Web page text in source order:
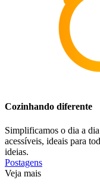
Cozinhando diferente
Simplificamos o dia a
acessíveis, ideais para
ideias.
Postagens
Veja mais